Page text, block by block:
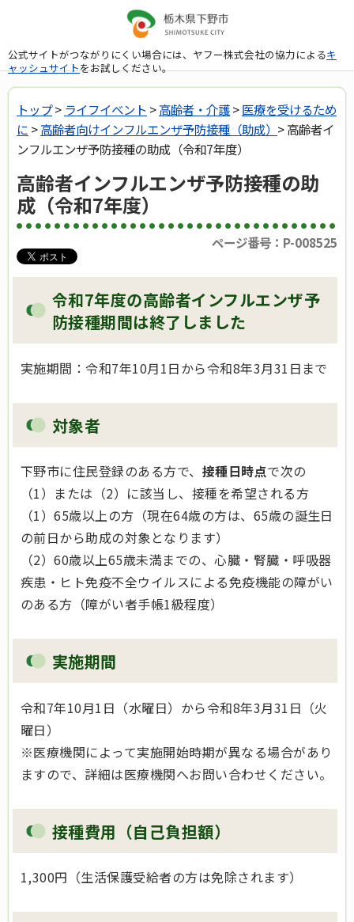
公式サイトがつながりにくい場合には、ヤフー株式会社の協力によるキ
ャッシュサイトをお試しください。
トップ> ライフイベント >高齢者・介護>医療を受けるため
に >高齢者向けインフルエンザ予防接種（助成） > 高齢者イ
ンフルエンザ予防接種の助成（令和7年度）
高齢者インフルエンザ予防接種の助
成（令和7年度）
ページ番号：P-008525
令和7年度の高齢者インフルエンザ予
防接種期間は終了しました
実施期間：令和7年10月1日から令和8年3月31日まで
対象者
下野市に住民登録のある方で、 接種日時点で次の
（1）または（2）に該当し、接種を希望される方
（1）65歳以上の方（現在64歳の方は、65歳の誕生日
の前日から助成の対象となります）
（2）60歳以上65歳未満までの、心臓・腎臓・呼吸器
疾患・ヒト免疫不全ウイルスによる免疫機能の障がい
のある方（障がい者手帳1級程度）
実施期間
令和7年10月1日（水曜日）から令和8年3月31日（火
曜日）
※医療機関によって実施開始時期が異なる場合があり
ますので、詳細は医療機関へお問い合わせください。
接種費用（自己負担額）
1,300円（生活保護受給者の方は免除されます）